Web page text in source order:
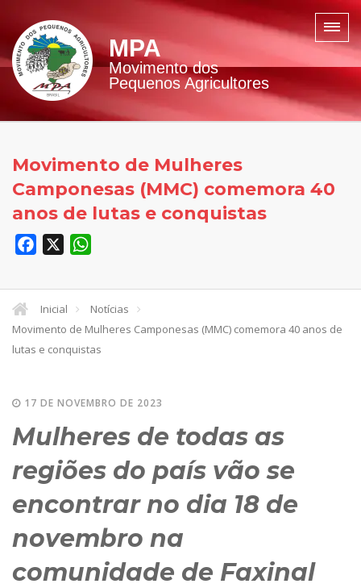
MPA
Movimento dos
Pequenos Agricultores
Movimento de Mulheres
Camponesas (MMC) comemora 40
anos de lutas e conquistas
Facebook
Inicial
Notícias
Movimento de Mulheres Camponesas (MMC) comemora 40 anos de
lutas e conquistas
17 DE NOVEMBRO DE 2023
Mulheres de todas as
regiões do país vão se
encontrar no dia 18 de
novembro na
comunidade de Faxinal